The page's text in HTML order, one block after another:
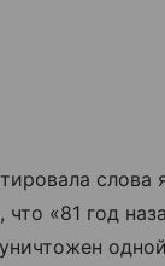
слова
«81 год